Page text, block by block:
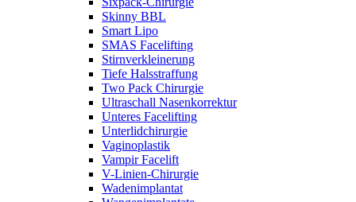
Skinny BBL
Smart Lipo
SMAS Facelifting
Stirnverkleinerung
Tiefe Halsstraffung
Two Pack Chirurgie
Ultraschall Nasenkorrektur
Unteres Facelifting
Unterlidchirurgie
Vaginoplastik
Vampir Facelift
V-Linien-Chirurgie
Wadenimplantat